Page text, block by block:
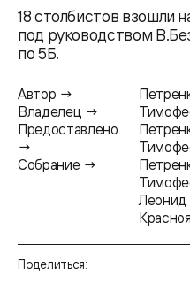
18 столбистов взошли
под руководством
по 5Б.
Автор →
Владелец →
Предоставлено
→
Собрание →
Леонид
Поделиться: